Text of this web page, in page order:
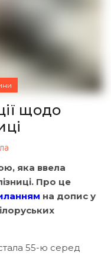
щодо
яка ввела
Про це
на допис у
55-ю серед